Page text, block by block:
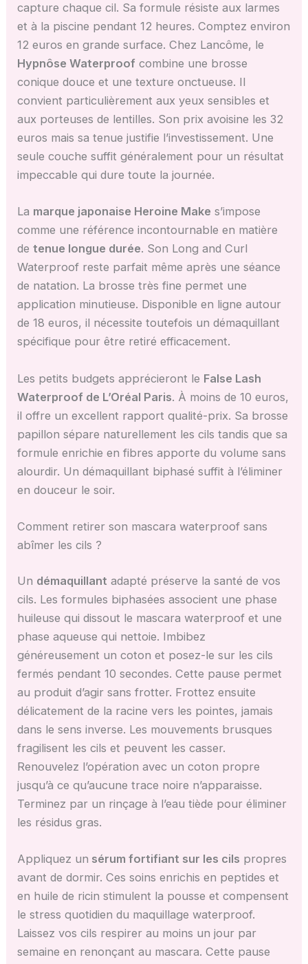
capture chaque cil. Sa formule résiste aux larmes
et à la piscine pendant 12 heures. Comptez environ
12 euros en grande surface. Chez Lancôme, le
Hypnôse Waterproof combine une brosse
conique douce et une texture onctueuse. Il
convient particulièrement aux yeux sensibles et
aux porteuses de lentilles. Son prix avoisine les 32
euros mais sa tenue justifie l’investissement. Une
seule couche suffit généralement pour un résultat
impeccable qui dure toute la journée.
La marque japonaise Heroine Make s’impose
comme une référence incontournable en matière
detenue longue durée. Son Long and Curl
Waterproof reste parfait même après une séance
de natation. La brosse très fine permet une
application minutieuse. Disponible en ligne autour
de 18 euros, il nécessite toutefois un démaquillant
spécifique pour être retiré efficacement.
Les petits budgets apprécieront le False Lash
Waterproof de L’Oréal Paris. À moins de 10 euros,
il offre un excellent rapport qualité-prix. Sa brosse
papillon sépare naturellement les cils tandis que sa
formule enrichie en fibres apporte du volume sans
alourdir. Un démaquillant biphasé suffit à l’éliminer
en douceur le soir.
Comment retirer son mascara waterproof sans
abîmer les cils ?
Un démaquillant adapté préserve la santé de vos
cils. Les formules biphasées associent une phase
huileuse qui dissout le mascara waterproof et une
phase aqueuse qui nettoie. Imbibez
généreusement un coton et posez-le sur les cils
fermés pendant 10 secondes. Cette pause permet
au produit d’agir sans frotter. Frottez ensuite
délicatement de la racine vers les pointes, jamais
dans le sens inverse. Les mouvements brusques
fragilisent les cils et peuvent les casser.
Renouvelez l’opération avec un coton propre
jusqu’à ce qu’aucune trace noire n’apparaisse.
Terminez par un rinçage à l’eau tiède pour éliminer
les résidus gras.
Appliquez un sérum fortifiant sur les cils propres
avant de dormir. Ces soins enrichis en peptides et
en huile de ricin stimulent la pousse et compensent
le stress quotidien du maquillage waterproof.
Laissez vos cils respirer au moins un jour par
semaine en renonçant au mascara. Cette pause